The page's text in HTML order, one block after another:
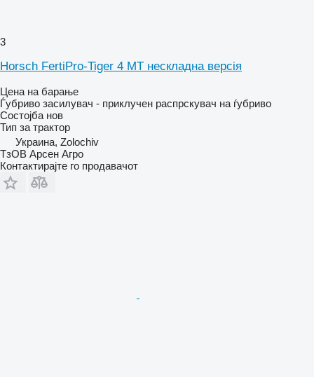
3
Horsch FertiPro-Tiger 4 MT нескладна версія
Цена на барање
Ѓубриво засилувач - приклучен распрскувач на ѓубриво
Состојба нов
Тип за трактор
Украина, Zolochiv
ТзОВ Арсен Агро
Контактирајте го продавачот